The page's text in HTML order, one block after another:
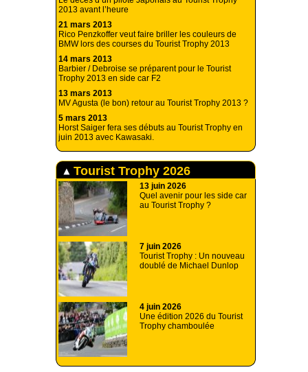
2013 avant l’heure
21 mars 2013
Rico Penzkoffer veut faire briller les couleurs de
BMW lors des courses du Tourist Trophy 2013
14 mars 2013
Barbier / Debroise se préparent pour le Tourist
Trophy 2013 en side car F2
13 mars 2013
MV Agusta (le bon) retour au Tourist Trophy 2013 ?
5 mars 2013
Horst Saiger fera ses débuts au Tourist Trophy en
juin 2013 avec Kawasaki.
Tourist Trophy 2026
13 juin 2026
Quel avenir pour les side car
au Tourist Trophy ?
7 juin 2026
Tourist Trophy : Un nouveau
doublé de Michael Dunlop
4 juin 2026
Une édition 2026 du Tourist
Trophy chamboulée